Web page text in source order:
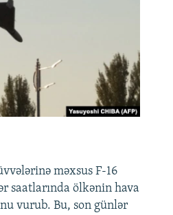
məxsus F-16
saatlarında ölkənin hava
vurub. Bu, son günlər